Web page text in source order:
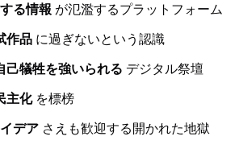
る情報 が氾濫するプラットフォーム
作品 に過ぎないという認識
己犠牲を強いられる デジタル祭壇
主化を標榜
デア さえも歓迎する開かれた地獄